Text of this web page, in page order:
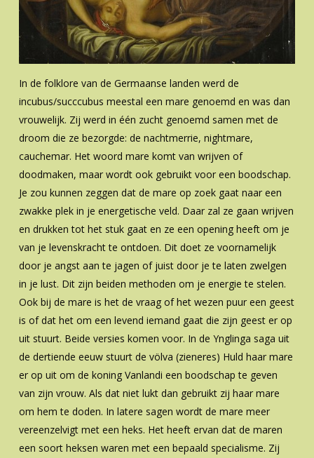
In de folklore van de Germaanse landen werd de
incubus/succcubus meestal een mare genoemd en was dan
vrouwelijk. Zij werd in één zucht genoemd samen met de
droom die ze bezorgde: de nachtmerrie, nightmare,
cauchemar. Het woord mare komt van wrijven of
doodmaken, maar wordt ook gebruikt voor een boodschap.
Je zou kunnen zeggen dat de mare op zoek gaat naar een
zwakke plek in je energetische veld. Daar zal ze gaan wrijven
en drukken tot het stuk gaat en ze een opening heeft om je
van je levenskracht te ontdoen. Dit doet ze voornamelijk
door je angst aan te jagen of juist door je te laten zwelgen
in je lust. Dit zijn beiden methoden om je energie te stelen.
Ook bij de mare is het de vraag of het wezen puur een geest
is of dat het om een levend iemand gaat die zijn geest er op
uit stuurt. Beide versies komen voor. In de Ynglinga saga uit
de dertiende eeuw stuurt de völva (zieneres) Huld haar mare
er op uit om de koning Vanlandi een boodschap te geven
van zijn vrouw. Als dat niet lukt dan gebruikt zij haar mare
om hem te doden. In latere sagen wordt de mare meer
vereenzelvigt met een heks. Het heeft ervan dat de maren
een soort heksen waren met een bepaald specialisme. Zij